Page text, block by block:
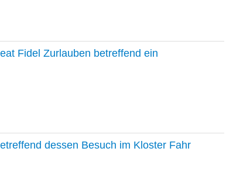
Fidel Zurlauben betreffend ein
dessen Besuch im Kloster Fahr